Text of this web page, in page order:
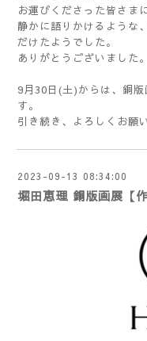
お運びくださった皆さま
静かに語りかけるような
だけたようでした。
ありがとうございました。
9月30日(土)からは、銅
す。
引き続き、よろしくお願
2023-09-13 08:34:00
堀田恵理 銅版画展【